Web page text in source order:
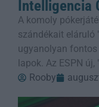
Intelligencia
A komoly
szándékait eláruló
ugyanolyan
lapok. Az ESPN új,
Rooby